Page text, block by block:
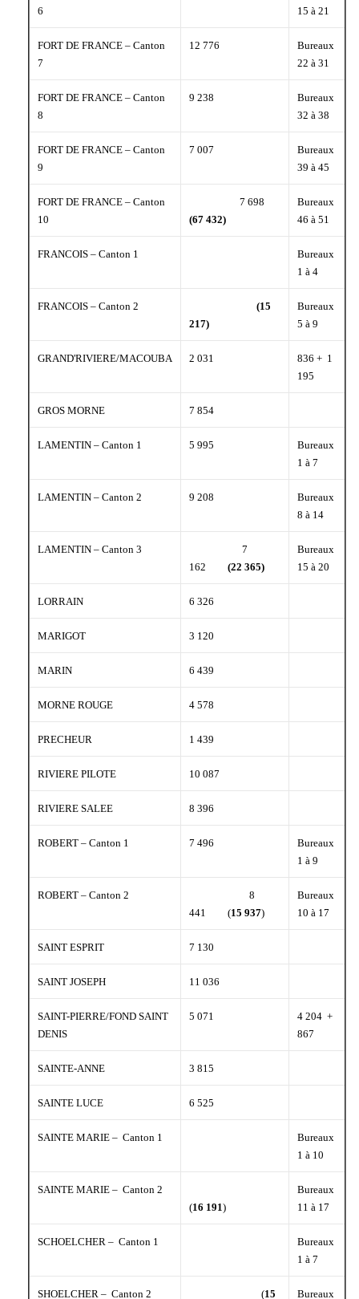
6
15 à 21
FORT DE FRANCE – Canton
7
12 776
Bureaux
22 à 31
FORT DE FRANCE – Canton
8
9 238
Bureaux
32 à 38
FORT DE FRANCE – Canton
9
7 007
Bureaux
39 à 45
FORT DE FRANCE – Canton
10
7 698
(67 432)
Bureaux
46 à 51
FRANCOIS – Canton 1
Bureaux
1 à 4
FRANCOIS – Canton 2
(15
217)
Bureaux
5 à 9
GRAND'RIVIERE/MACOUBA 2 031
836 + 1
195
GROS MORNE 7 854
LAMENTIN – Canton 1 5 995
Bureaux
1 à 7
LAMENTIN – Canton 2 9 208
Bureaux
8 à 14
LAMENTIN – Canton 3
7
162 (22 365)
Bureaux
15 à 20
LORRAIN 6 326
MARIGOT 3 120
MARIN 6 439
MORNE ROUGE 4 578
PRECHEUR 1 439
RIVIERE PILOTE 10 087
RIVIERE SALEE 8 396
ROBERT – Canton 1 7 496
Bureaux
1 à 9
ROBERT – Canton 2
8
441 (15 937)
Bureaux
10 à 17
SAINT ESPRIT 7 130
SAINT JOSEPH 11 036
SAINT-PIERRE/FOND SAINT
DENIS
5 071
4 204 +
867
SAINTE-ANNE 3 815
SAINTE LUCE 6 525
SAINTE MARIE – Canton 1
Bureaux
1 à 10
SAINTE MARIE – Canton 2
(16 191)
Bureaux
11 à 17
SCHOELCHER – Canton 1
Bureaux
1 à 7
SHOELCHER – Canton 2 (15 Bureaux